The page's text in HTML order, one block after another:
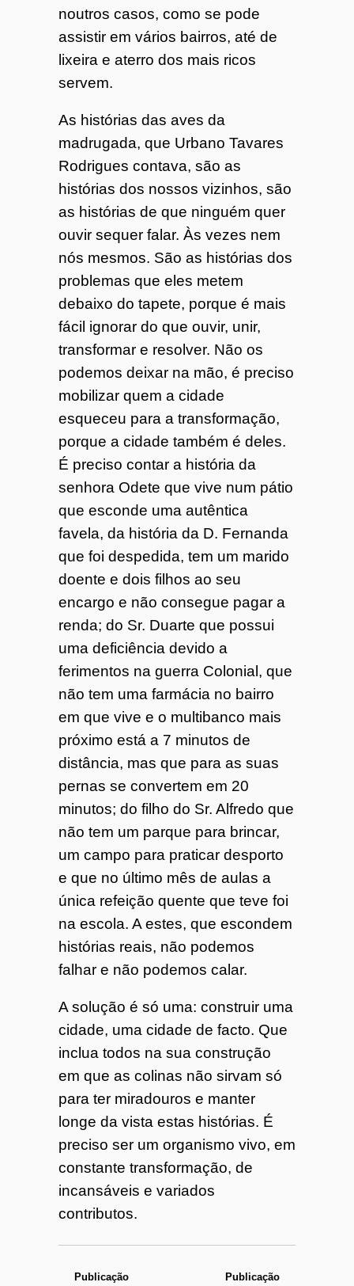
noutros casos, como se pode
assistir em vários bairros, até de
lixeira e aterro dos mais ricos
servem.
As histórias das aves da
madrugada, que Urbano Tavares
Rodrigues contava, são as
histórias dos nossos vizinhos, são
as histórias de que ninguém quer
ouvir sequer falar. Às vezes nem
nós mesmos. São as histórias dos
problemas que eles metem
debaixo do tapete, porque é mais
fácil ignorar do que ouvir, unir,
transformar e resolver. Não os
podemos deixar na mão, é preciso
mobilizar quem a cidade
esqueceu para a transformação,
porque a cidade também é deles.
É preciso contar a história da
senhora Odete que vive num pátio
que esconde uma autêntica
favela, da história da D. Fernanda
que foi despedida, tem um marido
doente e dois filhos ao seu
encargo e não consegue pagar a
renda; do Sr. Duarte que possui
uma deficiência devido a
ferimentos na guerra Colonial, que
não tem uma farmácia no bairro
em que vive e o multibanco mais
próximo está a 7 minutos de
distância, mas que para as suas
pernas se convertem em 20
minutos; do filho do Sr. Alfredo que
não tem um parque para brincar,
um campo para praticar desporto
e que no último mês de aulas a
única refeição quente que teve foi
na escola. A estes, que escondem
histórias reais, não podemos
falhar e não podemos calar.
A solução é só uma: construir uma
cidade, uma cidade de facto. Que
inclua todos na sua construção
em que as colinas não sirvam só
para ter miradouros e manter
longe da vista estas histórias. É
preciso ser um organismo vivo, em
constante transformação, de
incansáveis e variados
contributos.
Publicação
Publicação